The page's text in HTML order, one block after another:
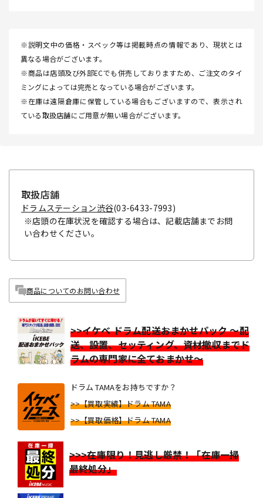
※説明文中の価格・スペック等は掲載時点の情報であり、現状とは
異なる場合がございます。
※商品は店頭及び外部ECでも併売しておりますため、ご注文のタイ
ミングによっては完売となっている場合がございます。
※在庫は遠隔倉庫に保管している場合もございますので、表示され
ている取扱店舗にご用意が無い場合がございます。
取扱店舗
ドラムステーション渋谷(03-6433-7993)
※店頭の在庫状況を確認する場合は、記載店舗までお問
い合わせください。
商品についてのお問い合わせ
>>イケベ ドラム配送おまかせパック ～配
送、設置、セッティング、資材撤収までド
ラムの専門家に全ておまかせ～
ドラム TAMAをお持ちですか？
>>【買取実績】ドラム TAMA
>>【買取価格】ドラム TAMA
>>>在庫限り！見逃し厳禁！「在庫一掃
最終処分」